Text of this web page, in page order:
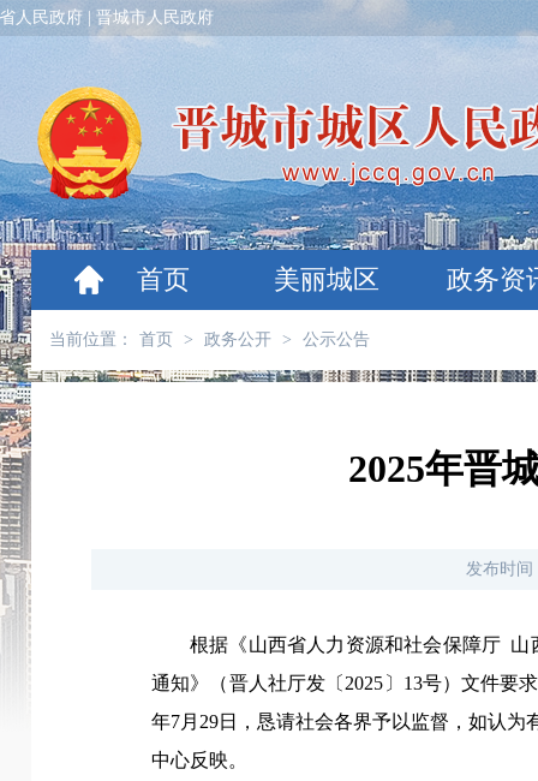
人民政府 晋城市人民政府
首页 美丽城区 政务资
当前位置： 首页 > 政务公开 > 公示公告
2025年晋
发布时间
根据《山西省人力资源和社会保障厅
通知》（晋人社厅发〔2025〕13号）文件要
年7月29日，恳请社会各界予以监督，如认
中心反映。